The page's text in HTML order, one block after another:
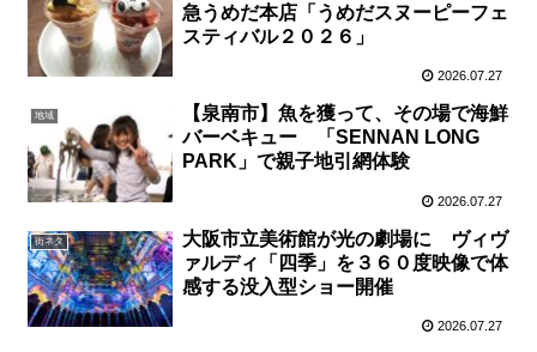
急うめだ本店「うめだスヌーピーフェ
スティバル２０２６」
2026.07.27
地域
【泉南市】魚を獲って、その場で海鮮
バーベキュー 「SENNAN LONG
PARK」で親子地引網体験
2026.07.27
街ネタ
大阪市立美術館が光の劇場に ヴィヴ
ァルディ「四季」を３６０度映像で体
感する没入型ショー開催
2026.07.27